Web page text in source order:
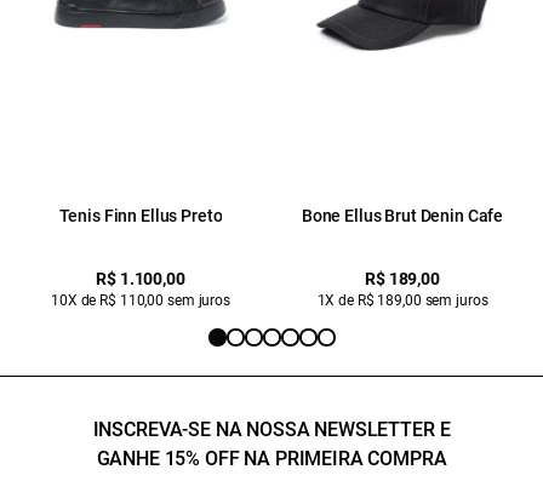
Tenis Finn Ellus Preto
R$ 1.100,00
10X de R$ 110,00 sem juros
Bone Ellus Brut Denin Cafe
R$ 189,00
1X de R$ 189,00 sem juros
INSCREVA-SE NA NOSSA NEWSLETTER E
GANHE 15% OFF NA PRIMEIRA COMPRA